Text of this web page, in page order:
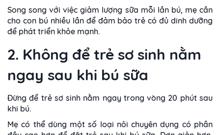
Song song với việc giảm lượng sữa mỗi lần bú, mẹ cần
cho con bú nhiều lần để đảm bảo trẻ có đủ dinh dưỡng
để phát triển khỏe mạnh.
2. Không để trẻ sơ sinh nằm
ngay sau khi bú sữa
Đừng để trẻ sơ sinh nằm ngay trong vòng 20 phút sau
khi bú.
Mẹ có thể dùng một số loại nôi chuyên dụng có phần